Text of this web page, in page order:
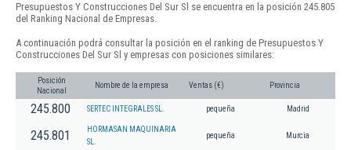
Presupuestos Y Construcciones Del Sur Sl se encuentra en la posición 245.805
del Ranking Nacional de Empresas.
A continuación podrá consultar la posición en el ranking de Presupuestos Y
Construcciones Del Sur Sl y empresas con posiciones similares:
Posición
Nacional
Nombre de la empresa Ventas (€) Provincia
245.800 SERTEC INTEGRALES SL. pequeña Madrid
245.801
HORMASAN MAQUINARIA
SL.
pequeña Murcia